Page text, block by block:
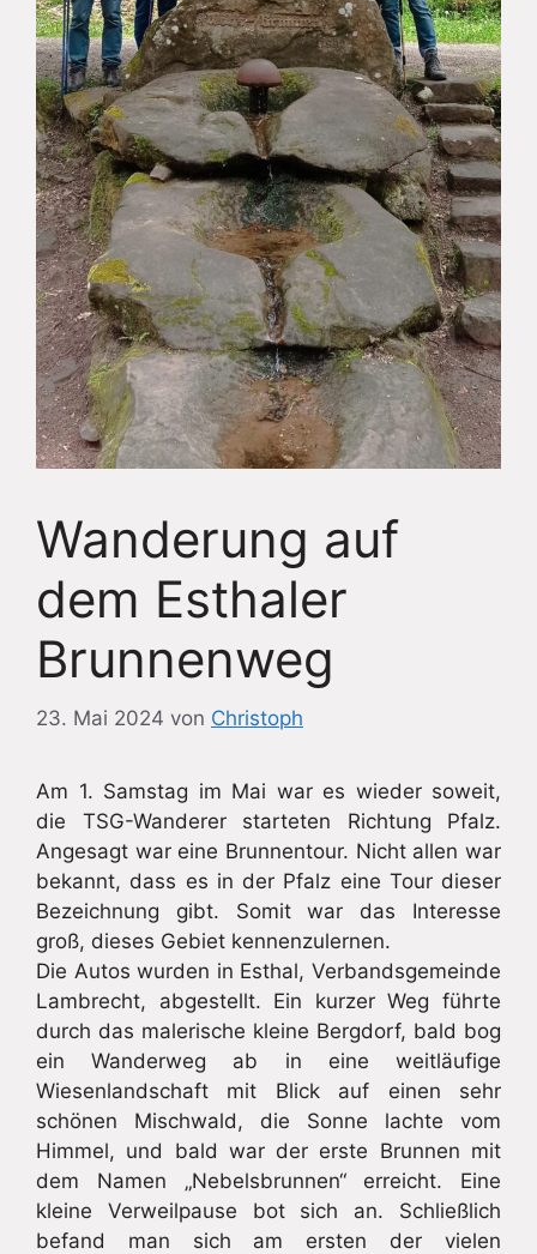
Wanderung auf
dem Esthaler
Brunnenweg
23. Mai 2024 von Christoph
Am 1. Samstag im Mai war es wieder soweit,
die TSG-Wanderer starteten Richtung Pfalz.
Angesagt war eine Brunnentour. Nicht allen war
bekannt, dass es in der Pfalz eine Tour dieser
Bezeichnung gibt. Somit war das Interesse
groß, dieses Gebiet kennenzulernen.
Die Autos wurden in Esthal, Verbandsgemeinde
Lambrecht, abgestellt. Ein kurzer Weg führte
durch das malerische kleine Bergdorf, bald bog
ein Wanderweg ab in eine weitläufige
Wiesenlandschaft mit Blick auf einen sehr
schönen Mischwald, die Sonne lachte vom
Himmel, und bald war der erste Brunnen mit
dem Namen „Nebelsbrunnen“ erreicht. Eine
kleine Verweilpause bot sich an. Schließlich
befand man sich am ersten der vielen